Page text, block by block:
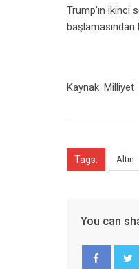
Trump’ın ikinci
Kaynak: Milliyet
Tags: Altın
You can